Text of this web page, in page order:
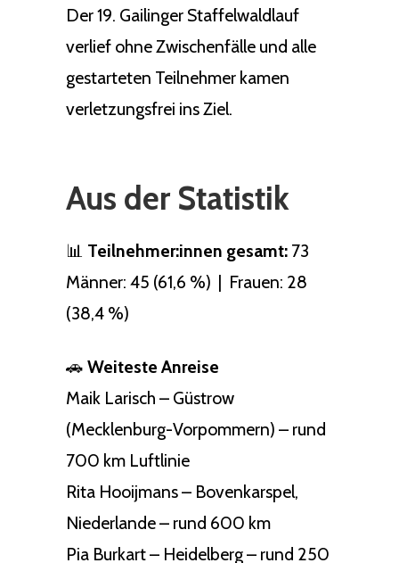
Der 19. Gailinger Staffelwaldlauf
verlief ohne Zwischenfälle und alle
gestarteten Teilnehmer kamen
verletzungsfrei ins Ziel.
Aus der Statistik
📊 Teilnehmer:innen gesamt: 73
Männer: 45 (61,6 %) | Frauen: 28
(38,4 %)
🚗 Weiteste Anreise
Maik Larisch – Güstrow
(Mecklenburg-Vorpommern) – rund
700 km Luftlinie
Rita Hooijmans – Bovenkarspel,
Niederlande – rund 600 km
Pia Burkart – Heidelberg – rund 250